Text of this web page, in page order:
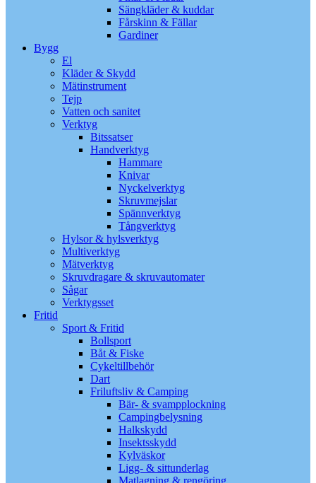
Sängkläder & kuddar
Fårskinn & Fällar
Gardiner
Bygg
El
Kläder & Skydd
Mätinstrument
Tejp
Vatten och sanitet
Verktyg
Bitssatser
Handverktyg
Hammare
Knivar
Nyckelverktyg
Skruvmejslar
Spännverktyg
Tångverktyg
Hylsor & hylsverktyg
Multiverktyg
Mätverktyg
Skruvdragare & skruvautomater
Sågar
Verktygsset
Fritid
Sport & Fritid
Bollsport
Båt & Fiske
Cykeltillbehör
Dart
Friluftsliv & Camping
Bär- & svampplockning
Campingbelysning
Halkskydd
Insektsskydd
Kylväskor
Ligg- & sittunderlag
Matlagning & rengöring